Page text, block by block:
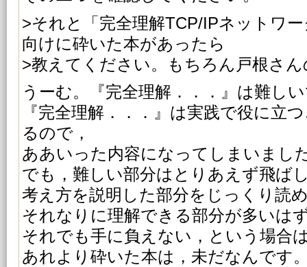
>それと「完全理解TCP/IPネットワ
向けに砕いた本があったら
>教えてください。もちろん戸根さ
うーむ。『完全理解．．．』は難し
『完全理解．．．』は実践で役に立
るので，
ああいった内容になってしまいまし
でも，難しい部分はとりあえず飛ば
考え方を説明した部分をじっくり読
それなりに理解できる部分が多いは
それでも手に負えない，という場合
あれより砕いた本は，未だなんです